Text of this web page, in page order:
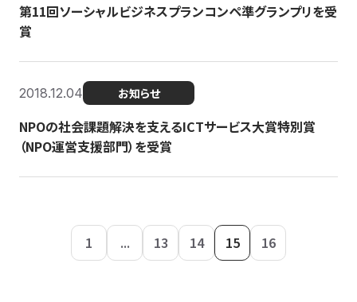
第11回ソーシャルビジネスプランコンペ準グランプリを受
賞
2018.12.04 お知らせ
NPOの社会課題解決を支えるICTサービス大賞特別賞
（NPO運営支援部門）を受賞
1 ... 13 14 15 16